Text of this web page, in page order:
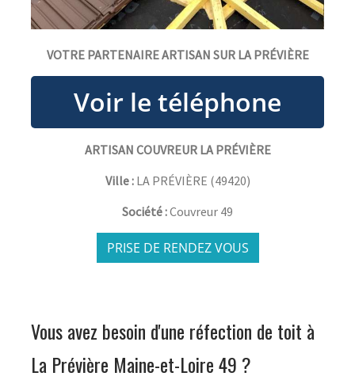
VOTRE PARTENAIRE ARTISAN SUR LA PRÉVIÈRE
ARTISAN COUVREUR LA PRÉVIÈRE
Ville : LA PRÉVIÈRE (49420)
Société :Couvreur 49
PRISE DE RENDEZ VOUS
Vous avez besoin d'une réfection de toit à
La Prévière Maine-et-Loire 49 ?